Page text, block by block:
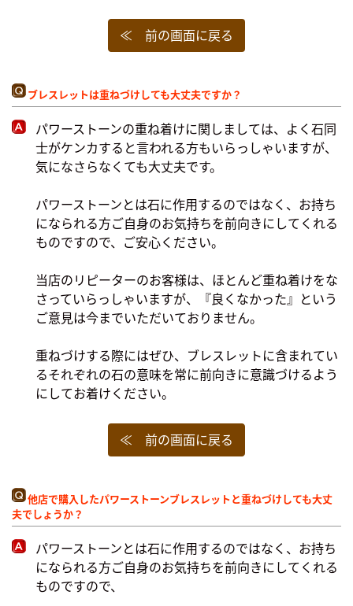
≪ 前の画面に戻る
ブレスレットは重ねづけしても大丈夫ですか？
パワーストーンの重ね着けに関しましては、よく石同
士がケンカすると言われる方もいらっしゃいますが、
気になさらなくても大丈夫です。
パワーストーンとは石に作用するのではなく、お持ち
になられる方ご自身のお気持ちを前向きにしてくれる
ものですので、ご安心ください。
当店のリピーターのお客様は、ほとんど重ね着けをな
さっていらっしゃいますが、『良くなかった』という
ご意見は今までいただいておりません。
重ねづけする際にはぜひ、ブレスレットに含まれてい
るそれぞれの石の意味を常に前向きに意識づけるよう
にしてお着けください。
≪ 前の画面に戻る
他店で購入したパワーストーンブレスレットと重ねづけしても大丈
夫でしょうか？
パワーストーンとは石に作用するのではなく、お持ち
になられる方ご自身のお気持ちを前向きにしてくれる
ものですので、